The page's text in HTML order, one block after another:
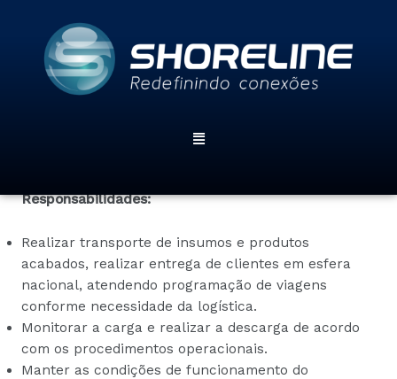
conteúdo
Menu
Motorista de Caminhão
Estamos em busca de um profissional que possua
constantes, experiência com caminhão baú, que
Responsabilidades:
Realizar transporte de insumos e produtos
acabados, realizar entrega de clientes em esfera
nacional, atendendo programação de viagens
conforme necessidade da logística.
Monitorar a carga e realizar a descarga de acordo
com os procedimentos operacionais.
Manter as condições de funcionamento do